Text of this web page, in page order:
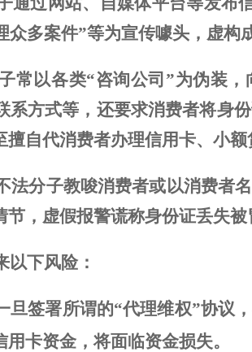
多案件”等为宣传噱头，虚构
常以各类“咨询公司”为伪装，
系方式等 ，还要求消费者将身
擅自代消费者办理信用卡、小额
法分子教唆消费者或以消费者
，虚假报警谎称身份证丢失
以下风险：
旦签署所谓的“代理维权”协议
用卡资金，将面临资金损失。